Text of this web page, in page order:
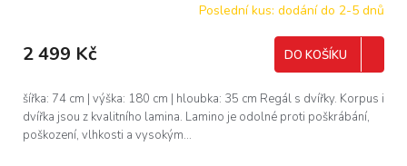
Poslední kus: dodání do 2-5 dnů
2 499 Kč DO KOŠÍKU
šířka: 74 cm | výška: 180 cm | hloubka: 35 cm Regál s dvířky. Korpus i
dvířka jsou z kvalitního lamina. Lamino je odolné proti poškrábání,
poškození, vlhkosti a vysokým...